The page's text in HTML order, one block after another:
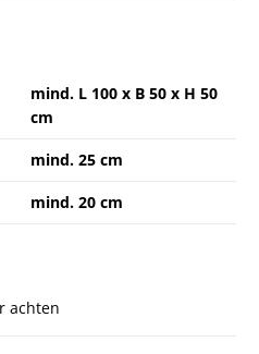
mind. L 100 x B 50 x H 50
cm
mind. 25 cm
mind. 20 cm
achten